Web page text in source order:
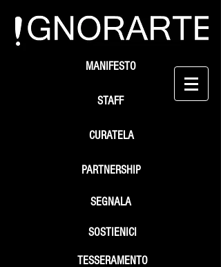
STAFF
SEGNALA
SOSTIENICI
MANIFESTO
PARTNERSHIP
TESSERAMENTO
CURATELA